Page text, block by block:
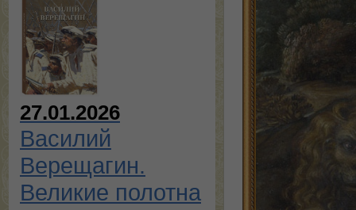
27.01.2026
Василий
Верещагин.
Великие полотна